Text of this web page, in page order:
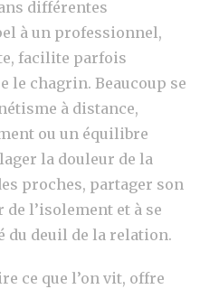
différentes
à un professionnel,
facilite parfois
le chagrin. Beaucoup se
à distance,
ou un équilibre
la douleur de la
proches, partager son
l’isolement et à se
du deuil de la relation.
ce que l’on vit, offre